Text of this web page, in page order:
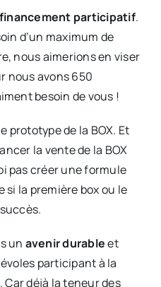
financement participatif.
d’un maximum de
nous aimerions en viser
nous avons 650
besoin de vous !
prototype de la BOX. Et
la vente de la BOX
pas créer une formule
si la première box ou le
un avenir durableet
participant à la
déjà la teneur des